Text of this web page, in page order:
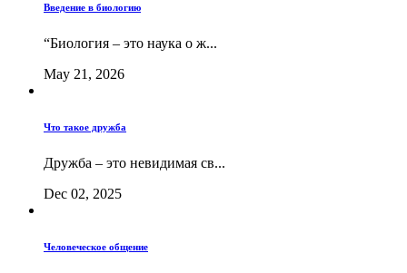
Введение в биологию
“Биология – это наука о ж...
May 21, 2026
Что такое дружба
Дружба – это невидимая св...
Dec 02, 2025
Человеческое общение